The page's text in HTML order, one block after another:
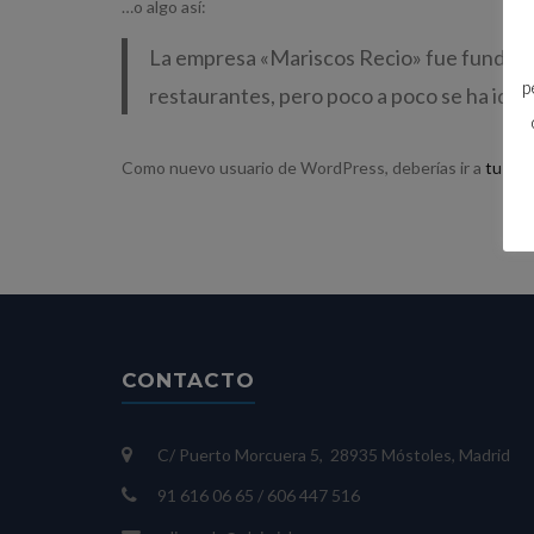
…o algo así:
La empresa «Mariscos Recio» fue
restaurantes, pero poco a poco se ha
Como nuevo usuario de WordPress, deberías ir a tu
CONTACTO
C/ Puerto Morcuera 5, 28935 Móstoles, Madrid
91 616 06 65 / 606 447 516